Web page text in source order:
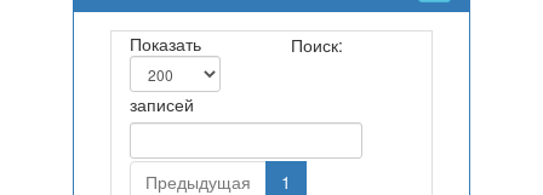
Показать
записей
Поиск:
Предыдущая
1